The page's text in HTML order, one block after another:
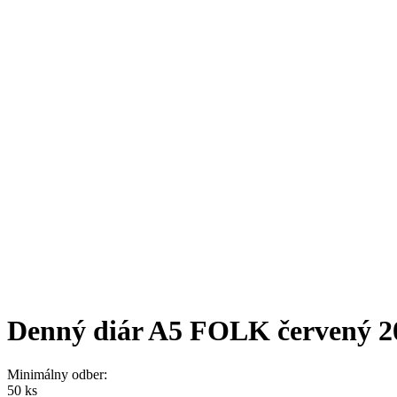
Denný diár A5 FOLK červený
Minimálny odber:
50 ks